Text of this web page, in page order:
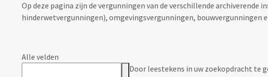
Op deze pagina zijn de vergunningen van de verschillende
hinderwetvergunningen), omgevingsvergunningen, bouwvergunningen
Alle velden
Door leestekens in uw zoekopdracht te